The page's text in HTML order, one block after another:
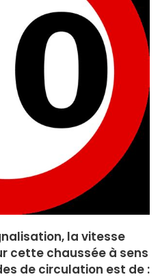
la vitesse
cette chaussée à sens
de circulation est de :